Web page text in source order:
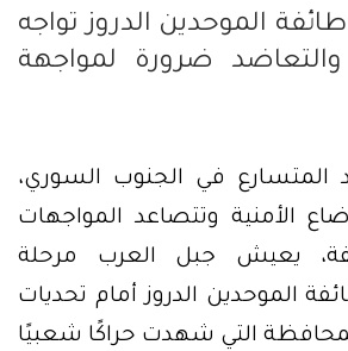
الموحدين الدروز تواجه
ضرورة لمواجهة
في الجنوب السوري،
الأمنية وتتصاعد المواجهات
يعيش جبل العرب مرحلة
الموحدين الدروز أمام تحديات
التي شهدت حراكًا شعبيًا